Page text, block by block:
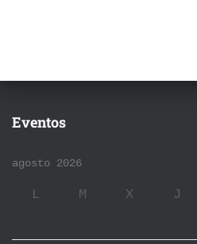
Eventos
agosto 2026
L M X J